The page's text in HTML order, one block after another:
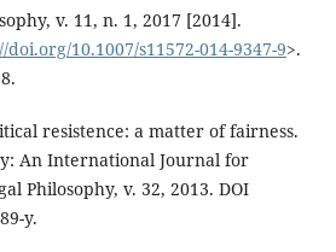
v. 11, n. 1, 2017 [2014].
doi.org/10.1007/s11572-014-9347-9>.
resistence: a matter of fairness.
An International Journal for
Philosophy, v. 32, 2013. DOI
y.